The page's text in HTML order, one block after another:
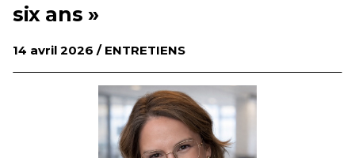
six ans »
14 avril 2026 / ENTRETIENS